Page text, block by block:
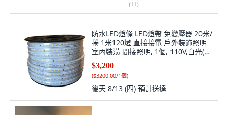
(11)
防水LED燈條 LED燈帶 免變壓器 20米/
捲 1米120燈 直接接電 戶外裝飾照明
室內裝潢 間接照明, 1個, 110V,白光(一
捲20米), 白光(一捲20米)
$3,200
($3200.00/1個)
後天 8/13 (四) 預計送達